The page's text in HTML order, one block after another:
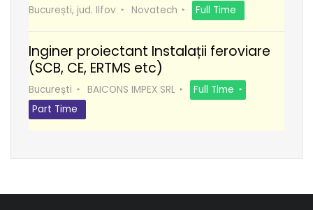
București, jud. Ilfov Novatech Full Time
Inginer proiectant Instalații feroviare
(SCB, CE, ERTMS etc)
București BAICONS IMPEX SRL
Full Time
Part Time